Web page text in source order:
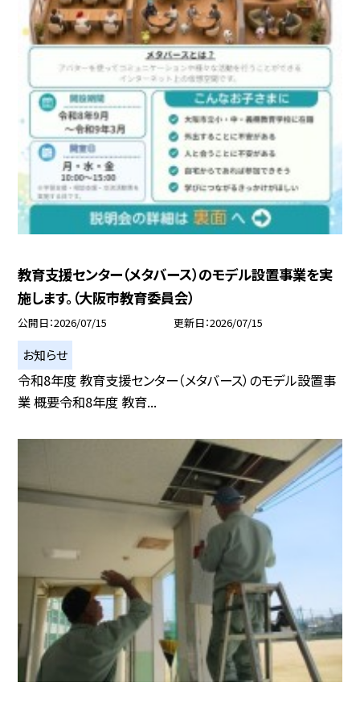
教育支援センター（メタバース）のモデル設置事業を実
施します。（大阪市教育委員会）
公開日 2026/07/15 更新日 2026/07/15
お知らせ
令和8年度 教育支援センター（メタバース）のモデル設置事
業 概要令和8年度 教育...